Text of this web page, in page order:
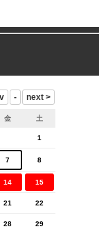
金 土
1
7 8
14 15
21 22
28 29